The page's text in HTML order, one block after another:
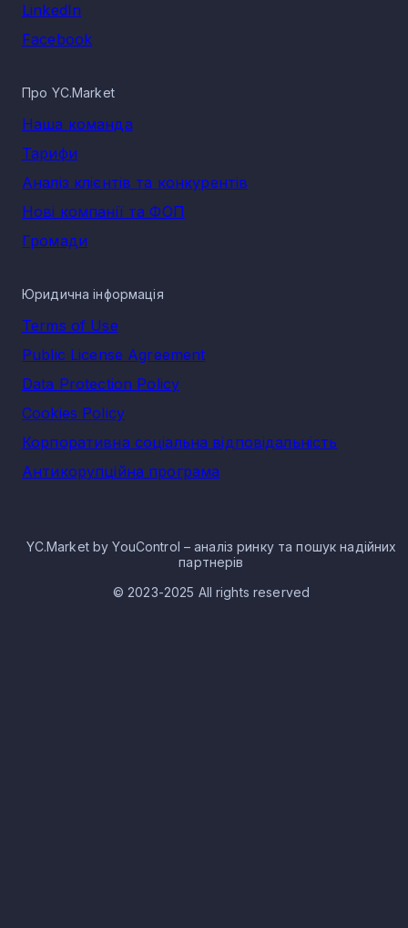
LinkedIn
Facebook
Про YC.Market
Наша команда
Тарифи
Аналіз клієнтів та конкурентів
Нові компанії та ФОП
Громади
Юридична інформація
Terms of Use
Public License Agreement
Data Protection Policy
Cookies Policy
Корпоративна соціальна відповідальність
Антикорупційна програма
YC.Market by YouControl – аналіз ринку та пошук надійних
партнерів
© 2023-2025 All rights reserved